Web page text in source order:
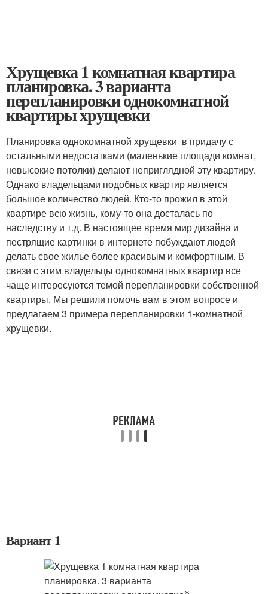
Хрущевка 1 комнатная квартира
планировка. 3 варианта
перепланировки однокомнатной
квартиры хрущевки
Планировка однокомнатной хрущевки в придачу с
остальными недостатками (маленькие площади комнат,
невысокие потолки) делают неприглядной эту квартиру.
Однако владельцами подобных квартир является
большое количество людей. Кто-то прожил в этой
квартире всю жизнь, кому-то она досталась по
наследству и т.д. В настоящее время мир дизайна и
пестрящие картинки в интернете побуждают людей
делать свое жилье более красивым и комфортным. В
связи с этим владельцы однокомнатных квартир все
чаще интересуются темой перепланировки собственной
квартиры. Мы решили помочь вам в этом вопросе и
предлагаем 3 примера перепланировки 1-комнатной
хрущевки.
Вариант 1